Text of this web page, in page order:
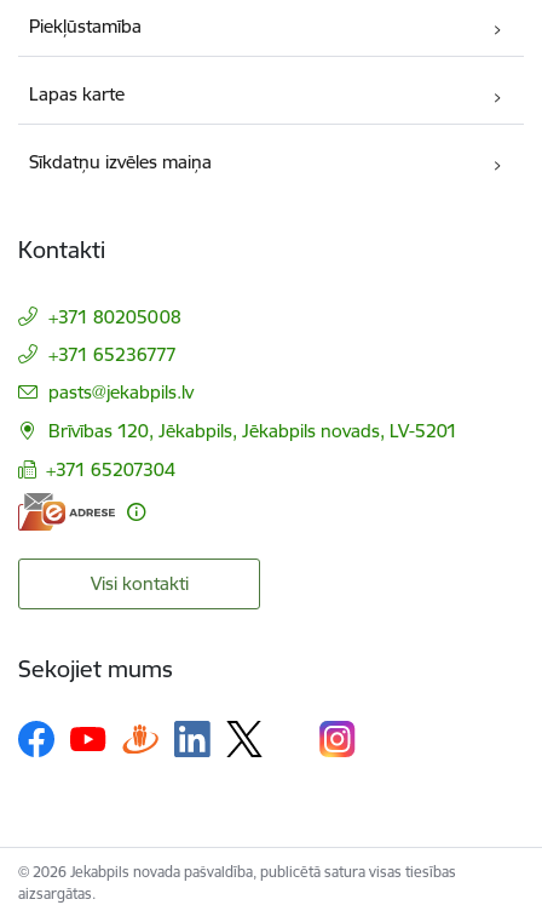
Piekļūstamība
Lapas karte
Sīkdatņu izvēles maiņa
Kontakti
+371 80205008
+371 65236777
E-pasts:
pasts@jekabpils.lv
Brīvības 120, Jēkabpils, Jēkabpils novads, LV-5201
+371 65207304
Visi kontakti
Sekojiet mums
© 2026 Jekabpils novada pašvaldība, publicētā satura visas tiesības
aizsargātas.